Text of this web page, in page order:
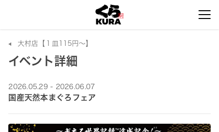
大村店【１皿115円～】
イベント詳細
2026.05.29 - 2026.06.07
国産天然本まぐろフェア